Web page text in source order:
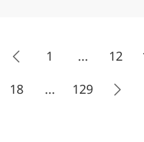
1 ... 12
18
... 129